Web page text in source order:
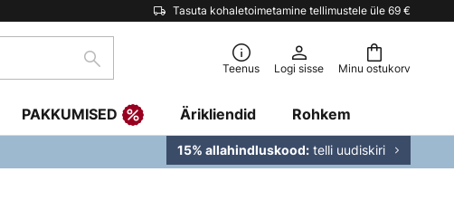
Tasuta kohaletoimetamine tellimustele üle 69 €
Minu ostukorv
Otsi Teenus Logi sisse
PAKKUMISED Ärikliendid Rohkem
15% allahindluskood: telli uudiskiri